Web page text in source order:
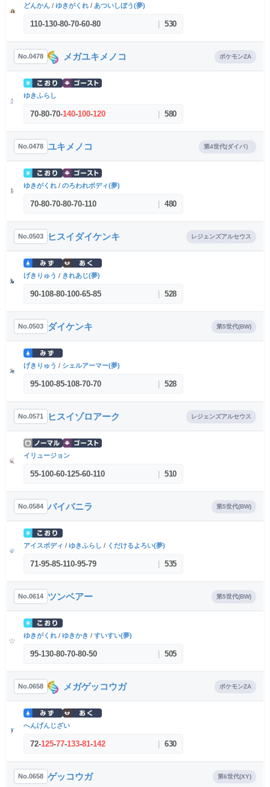
どんかん / ゆきがくれ / あついしぼう(夢)
110-130-80-70-60-80 530
No.0478 メガユキメノコ ポケモンZA
ゆきふらし
70-80-70-140-100-120 580
No.0478 ユキメノコ 第4世代(ダイパ）
ゆきがくれ / のろわれボディ(夢)
70-80-70-80-70-110 480
No.0503 ヒスイダイケンキ レジェンズアルセウス
げきりゅう / きれあじ(夢)
90-108-80-100-65-85 528
No.0503 ダイケンキ 第5世代(BW)
げきりゅう / シェルアーマー(夢)
95-100-85-108-70-70 528
No.0571 ヒスイゾロアーク レジェンズアルセウス
イリュージョン
55-100-60-125-60-110 510
No.0584 バイバニラ 第5世代(BW)
アイスボディ / ゆきふらし / くだけるよろい(夢)
71-95-85-110-95-79 535
No.0614 ツンベアー 第5世代(BW)
ゆきがくれ / ゆきかき / すいすい(夢)
95-130-80-70-80-50 505
No.0658 メガゲッコウガ ポケモンZA
へんげんじざい
72-125-77-133-81-142 630
No.0658 ゲッコウガ 第6世代(XY)